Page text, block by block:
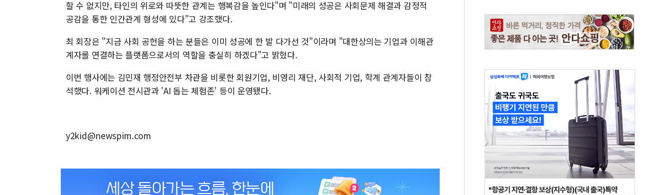
할 수 없지만, 타인의 위로와 따뜻한 관계는 행복감을 높인다"며 "미래의 성공은 사회문제 해결과 감정적
공감을 통한 인간관계 형성에 있다"고 강조했다.
최 회장은 "지금 사회 공헌을 하는 분들은 이미 성공에 한 발 다가선 것"이라며 "대한상의는 기업과 이해관
계자를 연결하는 플랫폼으로서의 역할을 충실히 하겠다"고 밝혔다.
이번 행사에는 김민재 행정안전부 차관을 비롯한 회원기업, 비영리 재단, 사회적 기업, 학계 관계자들이 참
석했다. 워케이션 전시관과 'AI 돕는 체험존' 등이 운영됐다.
y2kid@newspim.com